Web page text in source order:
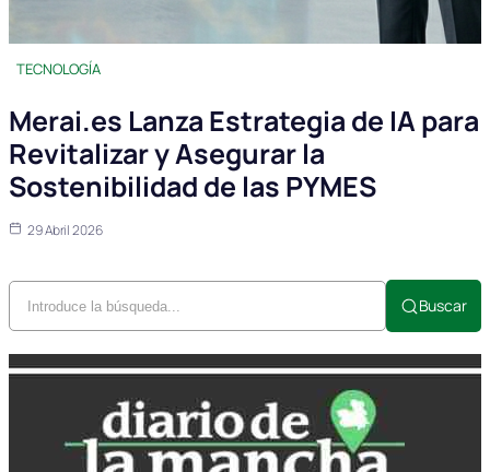
TECNOLOGÍA
Merai.es Lanza Estrategia de IA para
Revitalizar y Asegurar la
Sostenibilidad de las PYMES
29 Abril 2026
Buscar